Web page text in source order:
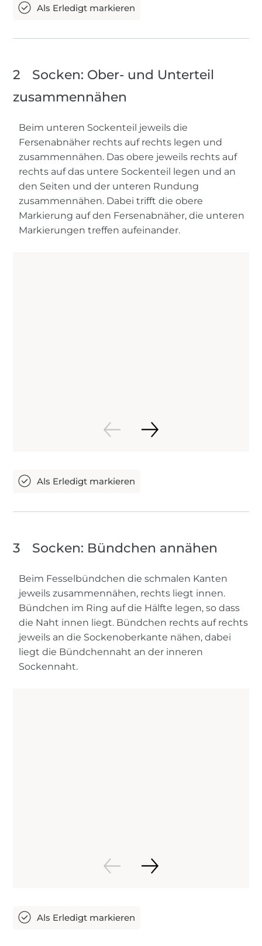
2
Socken: Ober- und Unterteil
zusammennähen
Beim unteren Sockenteil jeweils die
Fersenabnäher rechts auf rechts legen und
zusammennähen. Das obere jeweils rechts auf
rechts auf das untere Sockenteil legen und an
den Seiten und der unteren Rundung
zusammennähen. Dabei trifft die obere
Markierung auf den Fersenabnäher, die unteren
Markierungen treffen aufeinander.
3 Socken: Bündchen annähen
Beim Fesselbündchen die schmalen Kanten
jeweils zusammennähen, rechts liegt innen.
Bündchen im Ring auf die Hälfte legen, so dass
die Naht innen liegt. Bündchen rechts auf rechts
jeweils an die Sockenoberkante nähen, dabei
liegt die Bündchennaht an der inneren
Sockennaht.